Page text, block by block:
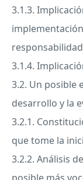
3.1.3.
3.1.4.
3.2. Un posible
desarrollo y la
3.2.1.
que tome la
3.2.2. Análisis